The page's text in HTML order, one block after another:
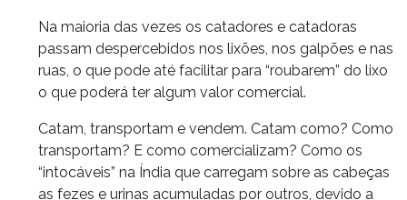
Na maioria das vezes os catadores e catadoras
passam despercebidos nos lixões, nos galpões e nas
ruas, o que pode até facilitar para “roubarem” do lixo
o que poderá ter algum valor comercial.
Catam, transportam e vendem. Catam como? Como
transportam? E como comercializam? Como os
“intocáveis” na Índia que carregam sobre as cabeças
as fezes e urinas acumuladas por outros, devido a